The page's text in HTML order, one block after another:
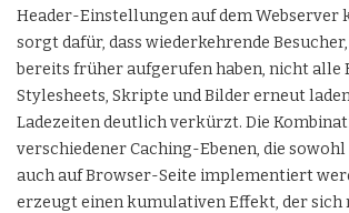
Header-Einstellungen auf dem
sorgt dafür, dass wiederkehrende
bereits früher aufgerufen haben, nicht alle
Stylesheets, Skripte und Bilder erneut
Ladezeiten deutlich verkürzt. Die
verschiedener Caching-Ebenen, die
auch auf Browser-Seite implementiert
erzeugt einen kumulativen Effekt, der sich